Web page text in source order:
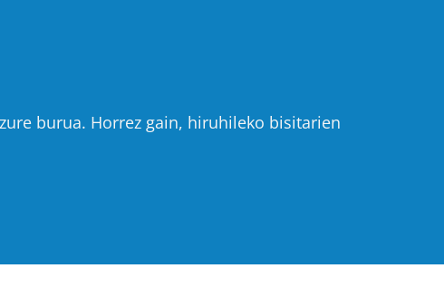
burua. Horrez gain, hiruhileko bisitarien